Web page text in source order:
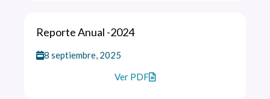
Reporte Anual -2024
8 septiembre, 2025
Ver PDF